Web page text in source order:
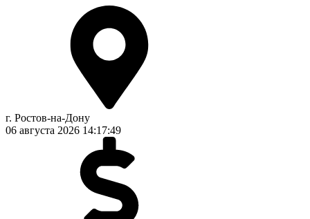
г. Ростов-на-Дону
06 августа 2026 14:17:49